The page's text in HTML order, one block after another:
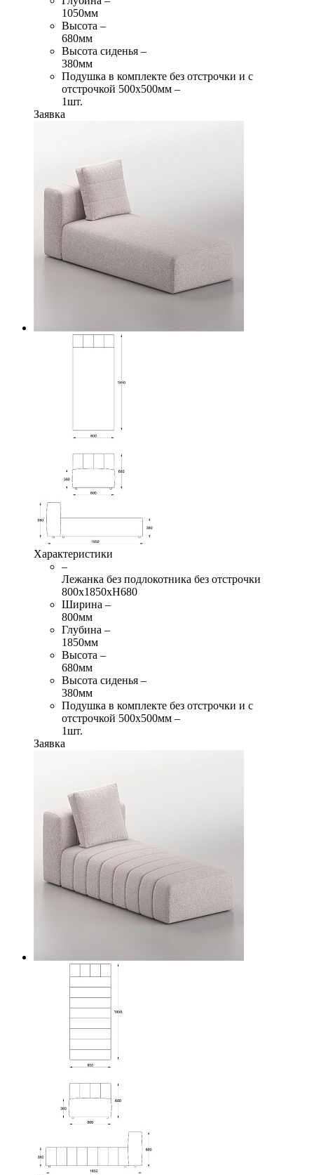
1050мм
Высота –
680мм
Высота сиденья –
380мм
Подушка в комплекте без отстрочки и с
отстрочкой 500х500мм –
1шт.
Заявка
Характеристики
–
Лежанка без подлокотника без отстрочки
800х1850хН680
Ширина –
800мм
Глубина –
1850мм
Высота –
680мм
Высота сиденья –
380мм
Подушка в комплекте без отстрочки и с
отстрочкой 500х500мм –
1шт.
Заявка